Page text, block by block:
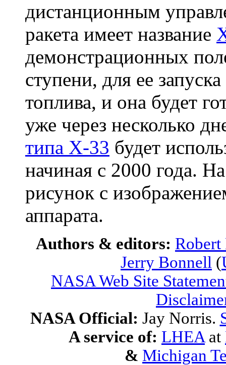
дистанционным
ракета имеет название
демонстрационных
ступени, для ее
топлива, и она будет
уже через несколько
типа X-33 будет
начиная с 2000 года.
рисунок с
аппарата.
Authors & editors:
Jerry Bonnell (
NASA Web Site
NASA Official: Jay Norris.
A service of: LHEA at
& Michigan